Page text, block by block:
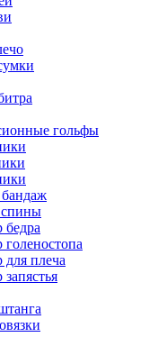
гольфы
спины
бедра
плеча